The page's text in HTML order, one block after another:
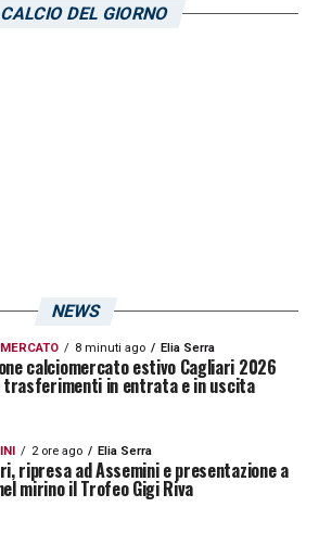
10.202DEL GIORNO
NEWS
8 minuti ago Elia Serra
calciomercato estivo Cagliari 2026
trasferimenti in entrata e in uscita
2 ore ago Elia Serra
ripresa ad Assemini e presentazione a
mirino il Trofeo Gigi Riva